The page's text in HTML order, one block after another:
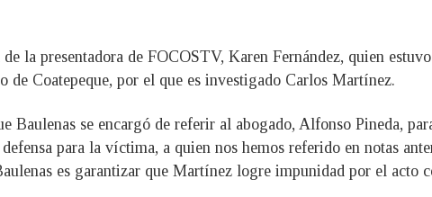
la presentadora de FOCOSTV, Karen Fernández, quien
de Coatepeque, por el que es investigado Carlos Martínez.
Baulenas se encargó de referir al abogado, Alfonso Pineda,
para la víctima, a quien nos hemos referido en notas
es garantizar que Martínez logre impunidad por el acto